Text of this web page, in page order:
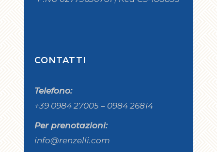
CONTATTI
Telefono:
+39 0984 27005 – 0984 26814
Per prenotazioni:
info@renzelli.com